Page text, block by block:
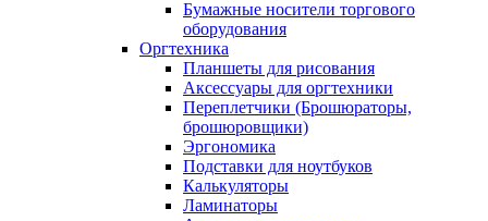
Бумажные носители торгового
оборудования
Оргтехника
Планшеты для рисования
Аксессуары для оргтехники
Переплетчики (Брошюраторы,
брошюровщики)
Эргономика
Подставки для ноутбуков
Калькуляторы
Ламинаторы